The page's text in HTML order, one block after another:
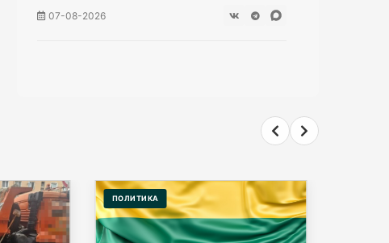
07-08-2026
посадили на 10 лет
07-08-2026 ПОЛИТИКА